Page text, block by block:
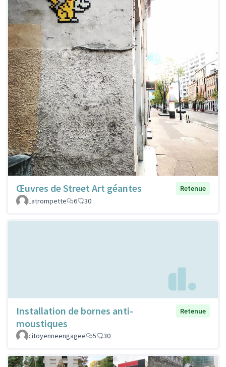
Œuvres de Street Art géantes
Retenue
Latrompette
6 30
Installation de bornes anti-
moustiques
Retenue
citoyenneengagee 5 30